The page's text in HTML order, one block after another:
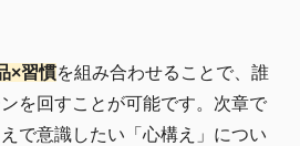
×習慣を組み合わせることで、誰
を回すことが可能です。次章で
で意識したい「心構え」につい